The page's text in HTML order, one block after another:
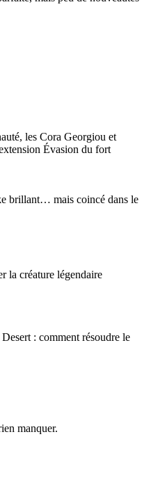
les Cora Georgiou et
Évasion du fort
brillant… mais coincé dans le
la créature légendaire
: comment résoudre le
manquer.